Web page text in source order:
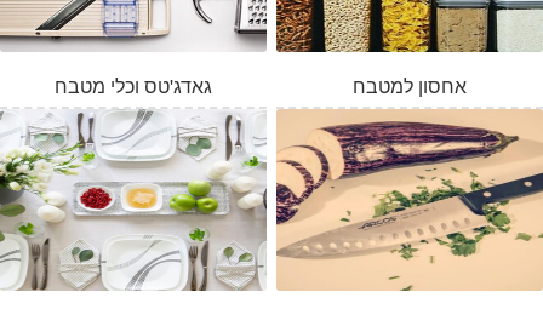
גאדג'טס וכלי מטבח אחסון למטבח